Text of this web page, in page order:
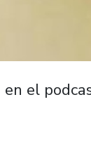
en el